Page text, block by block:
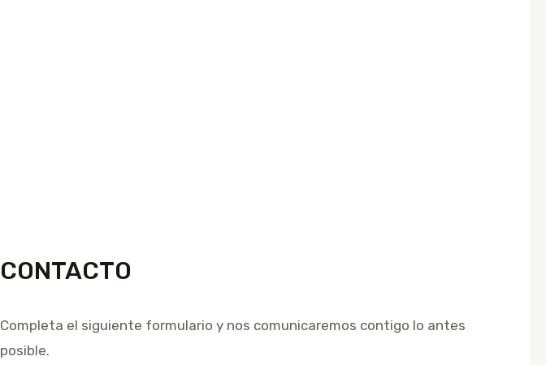
CONTACTO
Completa el siguiente formulario y nos comunicaremos contigo lo antes
posible.